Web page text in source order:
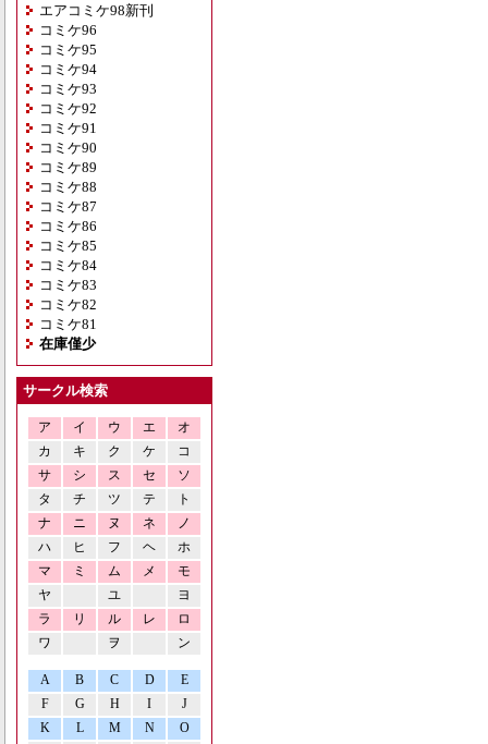
エアコミケ98新刊
コミケ96
コミケ95
コミケ94
コミケ93
コミケ92
コミケ91
コミケ90
コミケ89
コミケ88
コミケ87
コミケ86
コミケ85
コミケ84
コミケ83
コミケ82
コミケ81
在庫僅少
サークル検索
ア イ ウ エ
オ
カ
キ ク ケ
コ
サ
シ ス セ
ソ
タ
チ ツ テ
ト
ナ
ニ ヌ ネ
ノ
ハ
ヒ フ ヘ
ホ
マ
ミ ム メ
モ
ヤ
ユ
ヨ
ラ
リ ル レ
ロ
ワ
ヲ ン
A B C D
E
F
G H I
J
K
L M N O